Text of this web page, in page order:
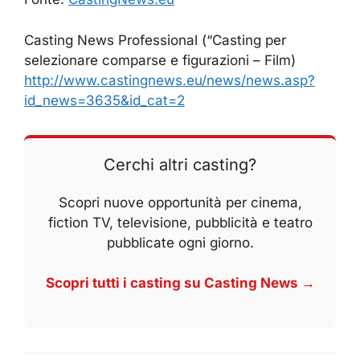
Casting News Professional (“Casting per
selezionare comparse e figurazioni – Film)
http://www.castingnews.eu/news/news.asp?
id_news=3635&id_cat=2
Cerchi altri casting?
Scopri nuove opportunità per cinema,
fiction TV, televisione, pubblicità e teatro
pubblicate ogni giorno.
Scopri tutti i casting su Casting News →